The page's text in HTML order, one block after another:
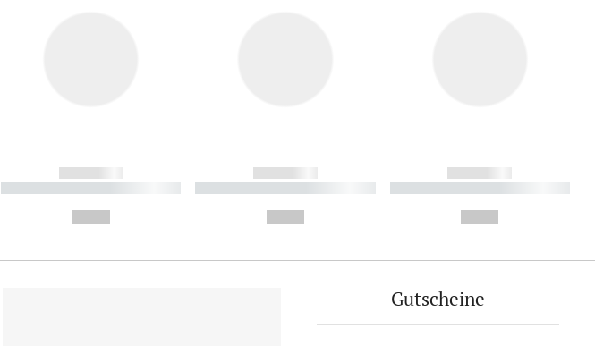
------------
----------- ----------- ----------
------------
----------- ----------- ----------
------------
----------- ----------- ----------
Gutscheine